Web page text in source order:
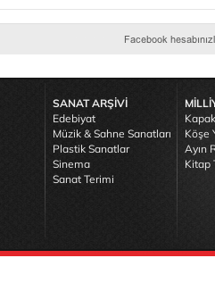
SANAT ARŞİVİ
Edebiyat
Müzik & Sahne Sanatları
Plastik Sanatlar
Sinema
Sanat Terimi
Köşe
Ayın
Kitap